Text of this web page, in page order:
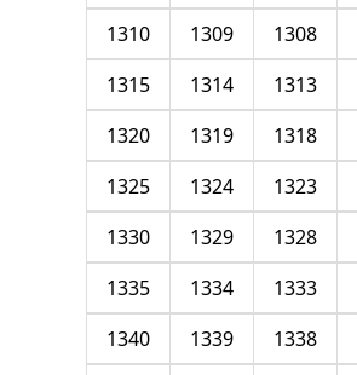
1308
1309
1310
1313
1314
1315
1318
1319
1320
1323
1324
1325
1328
1329
1330
1333
1334
1335
1338
1339
1340